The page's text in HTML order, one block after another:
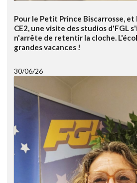
Pour le Petit Prince Biscarrosse, et
CE2, une visite des studios d'FGL
n'arrête de retentir la cloche.
grandes vacances !
30/06/26